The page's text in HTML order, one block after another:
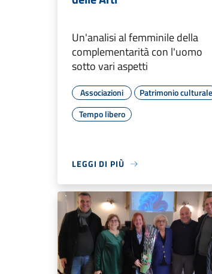
Un'analisi al femminile della
complementarità con l'uomo
sotto vari aspetti
Associazioni
Patrimonio culturale
Tempo libero
LEGGI DI PIÙ